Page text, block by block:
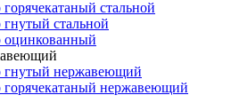
стальной
стальной
гнутый нержавеющий
нержавеющий